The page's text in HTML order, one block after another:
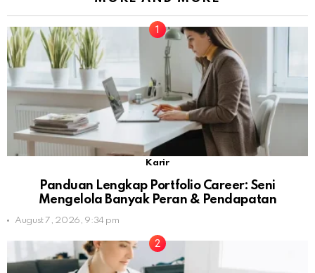
Karir
Panduan Lengkap Portfolio Career: Seni
Mengelola Banyak Peran & Pendapatan
August 7, 2026, 9:34 pm